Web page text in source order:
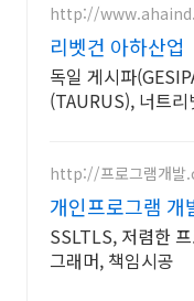
http://
리벳건 아하산업
독일 게시파
(TAURUS), 너트리
http://프로그램개발
개인프로그램 개
SSLTLS, 저렴한
그래머, 책임시공